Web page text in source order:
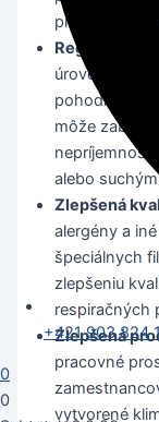
+421 903 824
0
0
prispieva k
Regulácia
úroveň
pohodlné
môže
alebo suchým
Zlepšená
alergény a
špeciálnych
zlepšeniu
respiračných
Zlepšená
pracovné
vytvorené